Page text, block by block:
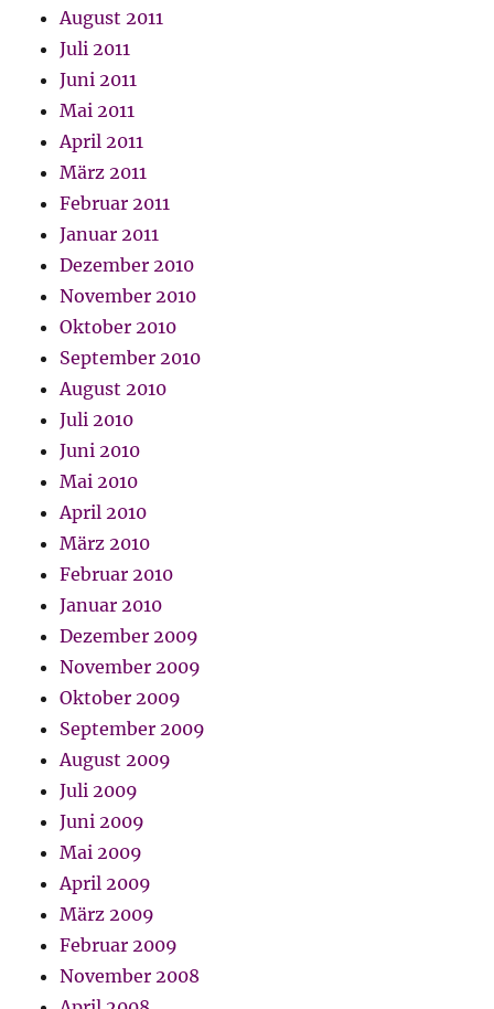
August 2011
Juli 2011
Juni 2011
Mai 2011
April 2011
März 2011
Februar 2011
Januar 2011
Dezember 2010
November 2010
Oktober 2010
September 2010
August 2010
Juli 2010
Juni 2010
Mai 2010
April 2010
März 2010
Februar 2010
Januar 2010
Dezember 2009
November 2009
Oktober 2009
September 2009
August 2009
Juli 2009
Juni 2009
Mai 2009
April 2009
März 2009
Februar 2009
November 2008